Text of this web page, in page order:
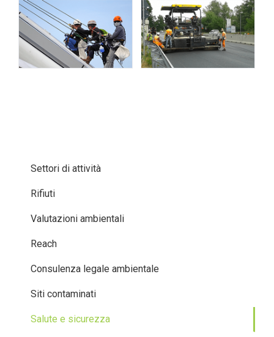
Settori di attività
Rifiuti
Valutazioni ambientali
Reach
Consulenza legale ambientale
Siti contaminati
Salute e sicurezza